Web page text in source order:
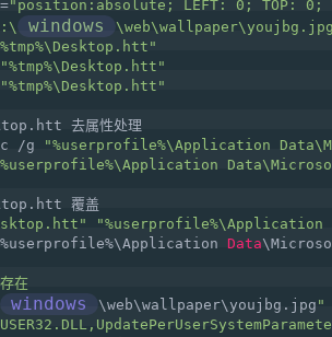
="position:absolute; LEFT: 0; TOP: 0;
windows
"%tmp%\Desktop.htt"
"%tmp%\Desktop.htt"
去属性处理
/g
"%userprofile%\Application
覆盖
%userprofile%\Application Data
存在
windows \web\wallpaper\youjbg.jpg "